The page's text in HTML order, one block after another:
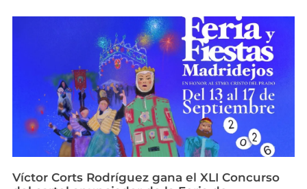
Víctor Corts Rodríguez gana el XLI Concurso